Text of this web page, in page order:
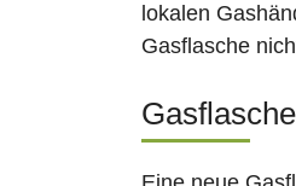
lokalen
Gasflasche